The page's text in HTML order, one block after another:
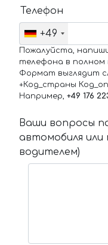
Телефон
+49
Пожалуйста,
телефона в
Формат выглядит
+Код_страны
Например, +49 176
Ваши вопросы
автомобиля
водителем)